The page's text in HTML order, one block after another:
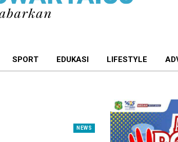
SPORT EDUKASI LIFESTYLE
NEWS